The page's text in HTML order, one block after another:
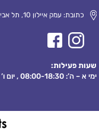
כתובת: עמק איילון 10, תל אביב.
שעות פעילות:
ימי א – ה’: 08:00-18:30 , יום ו’ – 08:00-13:30